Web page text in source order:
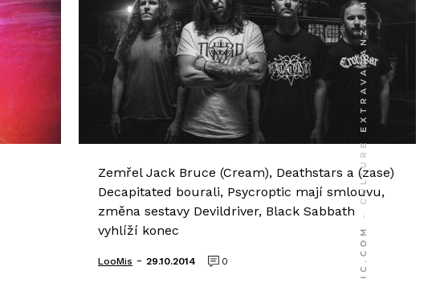
Zemřel Jack Bruce (Cream), Deathstars a (zase)
Decapitated bourali, Psycroptic mají smlouvu,
změna sestavy Devildriver, Black Sabbath
vyhlíží konec
LooMis - 29.10.2014 0